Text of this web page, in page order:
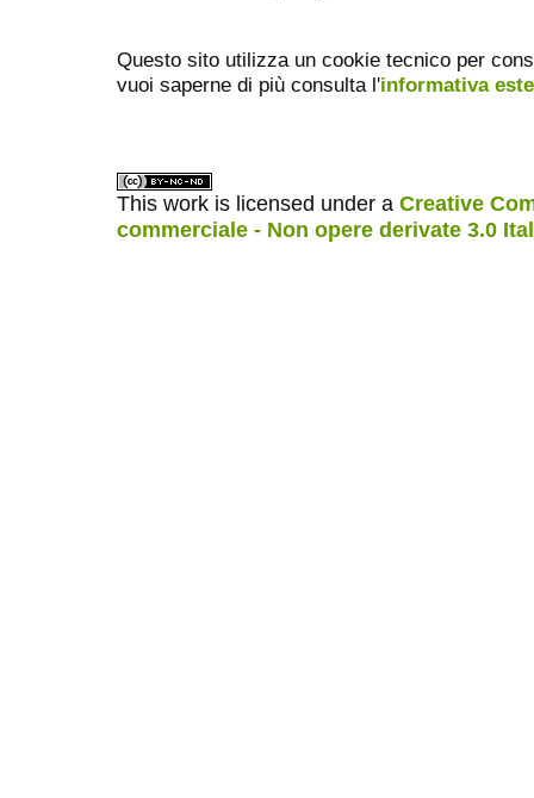
Questo sito utilizza un cookie tecnico per
vuoi saperne di più consulta l'informativa
This work is licensed under a Creative
commerciale - Non opere derivate 3.0